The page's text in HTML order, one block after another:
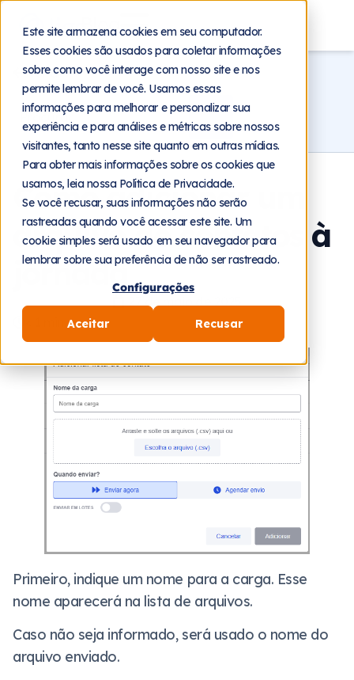
Este site armazena cookies em seu computador.
Esses cookies são usados para coletar informações
sobre como você interage com nosso site e nos
permite lembrar de você. Usamos essas
informações para melhorar e personalizar sua
experiência e para análises e métricas sobre nossos
visitantes, tanto nesse site quanto em outras mídias.
Para obter mais informações sobre os cookies que
usamos, leia nossa Política de Privacidade.
Se você recusar, suas informações não serão
rastreadas quando você acessar este site. Um
cookie simples será usado em seu navegador para
lembrar sobre sua preferência de não ser rastreado.
Configurações
Aceitar Recusar
Blog
Voltar
Como adicionar um
arquivo de contatos à
jornada
27 de maio de 2025
Primeiro, indique um nome para a carga. Esse
nome aparecerá na lista de arquivos.
Caso não seja informado, será usado o nome do
arquivo enviado.